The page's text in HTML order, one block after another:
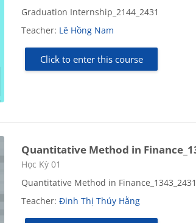
Graduation Internship_2144_2431
Teacher: Lê Hồng Nam
Click to enter this course
Quantitative Method in
Course category
Học Kỳ 01
Quantitative Method in Finance_1343_2431
Teacher:Đinh Thị Thúy Hằng